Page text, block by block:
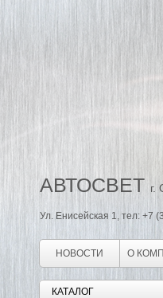
АВТОСВЕТ г.
Ул. Енисейская 1, тел: +7
НОВОСТИ О
КАТАЛОГ